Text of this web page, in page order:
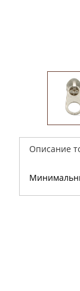
Описание